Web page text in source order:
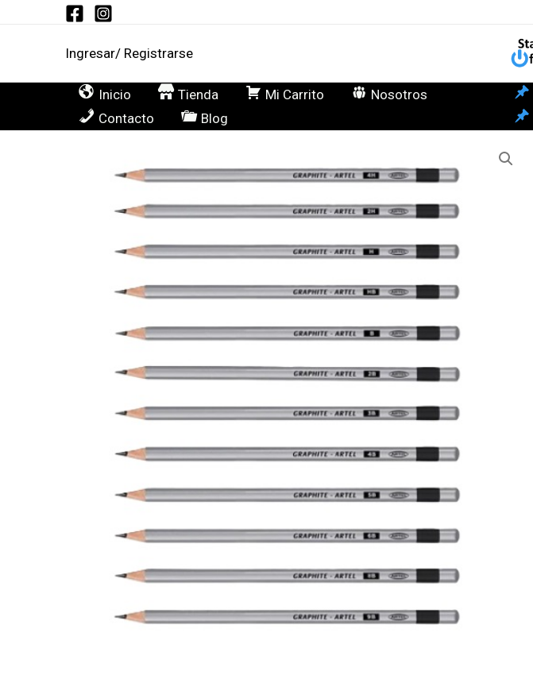
Ingresar/ Registrarse
Inicio Tienda Mi Carrito
Nosotros
Contacto
Blog